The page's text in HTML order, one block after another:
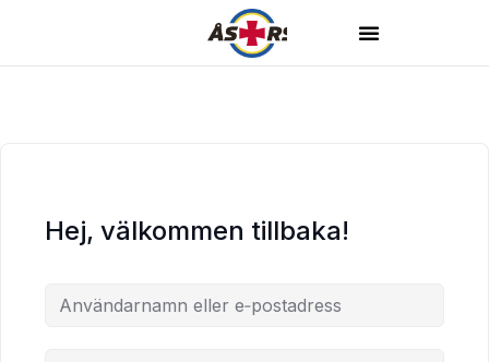
Hej, välkommen tillbaka!